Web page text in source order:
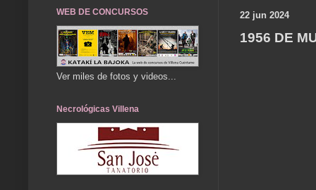
22 jun 2024
1956 DE
WEB DE CONCURSOS
Ver miles de fotos y videos...
Necrológicas Villena